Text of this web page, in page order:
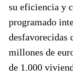
su eficiencia y
programado
desfavorecidas
millones de
de 1.000